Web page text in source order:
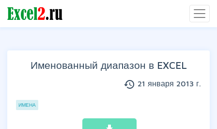
Именованный диапазон в EXCEL
history 21 января 2013 г.
Группы статей
ИМЕНА